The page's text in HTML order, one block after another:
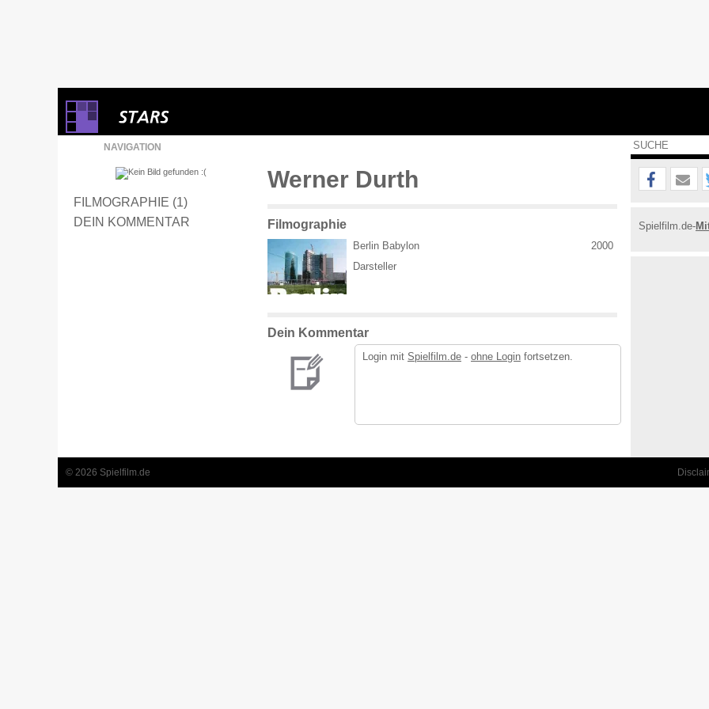
NAVIGATION
FILMOGRAPHIE (1)
DEIN KOMMENTAR
Werner Durth
Filmographie
Berlin Babylon
Darsteller
2000
Dein Kommentar
Login mit Spielfilm.de - ohne Login fortsetzen.
Spielfilm.de-
© 2026 Spielfilm.de